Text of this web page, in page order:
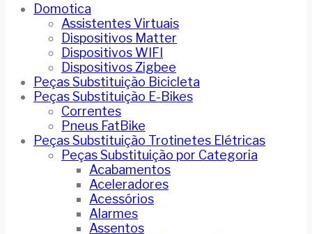
Domotica
Assistentes Virtuais
Dispositivos Matter
Dispositivos WIFI
Dispositivos Zigbee
Peças Substituição Bicicleta
Peças Substituição E-Bikes
Correntes
Pneus FatBike
Peças Substituição Trotinetes Elétricas
Peças Substituição por Categoria
Acabamentos
Aceleradores
Acessórios
Alarmes
Assentos